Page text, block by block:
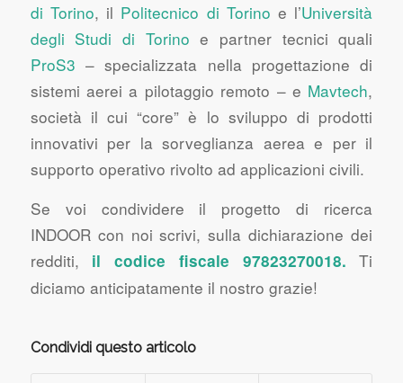
di Torino, il Politecnico di Torino e l’Università
degli Studi di Torino e partner tecnici quali
ProS3 – specializzata nella progettazione di
sistemi aerei a pilotaggio remoto – e Mavtech,
società il cui “core” è lo sviluppo di prodotti
innovativi per la sorveglianza aerea e per il
supporto operativo rivolto ad applicazioni civili.
Se voi condividere il progetto di ricerca
INDOOR con noi scrivi, sulla dichiarazione dei
redditi, il codice fiscale 97823270018.Ti
diciamo anticipatamente il nostro grazie!
Condividi questo articolo